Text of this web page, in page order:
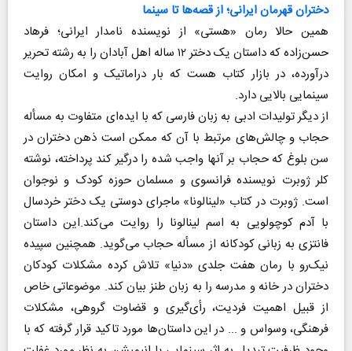
دختران قهرمان ایرانی؛ از قصه‌ها تا سینما
همین حالا رمان «هستی» از نویسنده نامدار ایرانی؛ فرهاد
حسن‌زاده که داستان یک دختر ۱۲ ساله‌ اهل آبادان را به رشته‌ تحریر
درآورده، در بازار کتاب هست که بار دراماتیک و امکان روایت
سینمایی بالایی دارد.
از دیگر تولیدات ادبی به زبان فارسی که با ایده‌ای متفاوت به مسأله
حجاب و چالش‌های مرتبط با آن که ممکن است ذهن دختران در
سن بلوغ که حجاب بر آنها واجب شده را درگیر کند پرداخته، نوشته
کلر ژوبرت نویسنده فرانسوی و مسلمان حوزه کودک و نوجوان
است. ژوبرت در کتاب «لینالونا» ماجرای دوستی یک دختر خردسال
با آدم کوچولویی به اسم لینالونا را روایت می‌کند.این داستان
فانتزی به زبانی کودکانه از مسأله حجاب می‌گوید. همچنین سپیده
نیک‌رو با رمان هفت جلدی «دنیا» تلاش کرده مشکلات کودکان
دختران در خانه و مدرسه را به زبان طنز بیان کند. موضوعاتی خاص
از قبیل اهمیت فردیت، رأی‌گیری و قضاوت گروهی، مشکلات
فرهنگی، وسواس و ... در این داستان‌ها مورد تاکید قرار گرفته که با